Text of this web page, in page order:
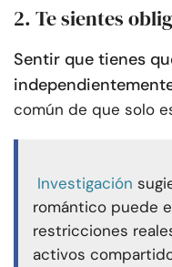
2. Te sientes
Sentir que tienes
común de que solo
Investigación
romántico puede
restricciones
activos